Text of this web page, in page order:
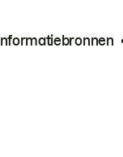
Informatiebronnen